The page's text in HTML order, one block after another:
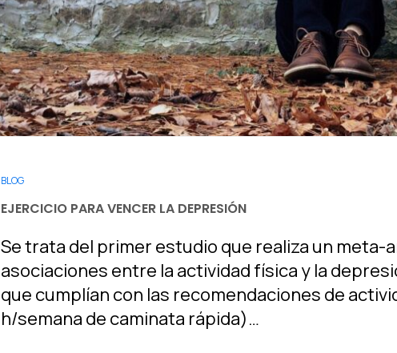
BLOG
EJERCICIO PARA VENCER LA DEPRESIÓN
Se trata del primer estudio que realiza un
asociaciones entre la actividad física y la
que cumplían con las recomendaciones de
h/semana de caminata rápida)…